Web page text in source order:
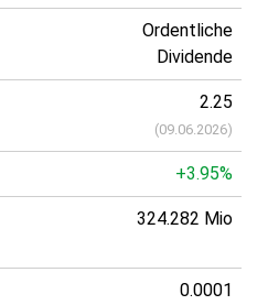
Ordentliche
Dividende
2.25
(09.06.2026)
+3.95%
324.282 Mio
0.0001